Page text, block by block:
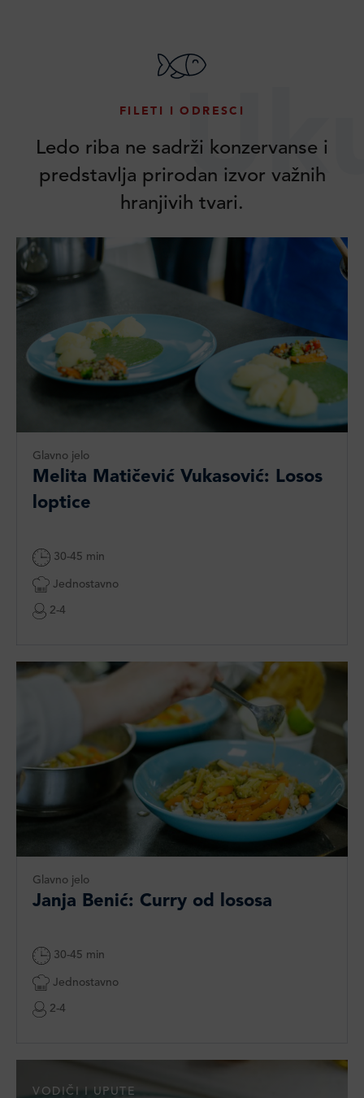
FILETI I ODRESCI
Ledo riba ne sadrži konzervanse i
predstavlja prirodan izvor važnih
hranjivih tvari.
Glavno jelo
Melita Matičević Vukasović: Losos
loptice
30-45 min
Jednostavno
2-4
Glavno jelo
Janja Benić: Curry od lososa
30-45 min
Jednostavno
2-4
VODIČI I UPUTE